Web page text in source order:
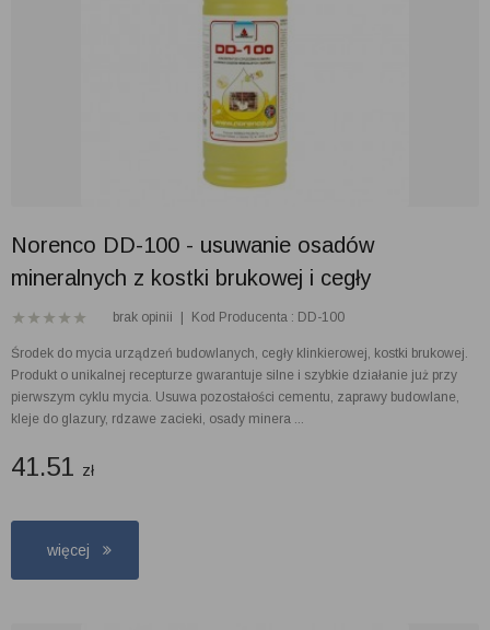
Norenco DD-100 - usuwanie osadów
mineralnych z kostki brukowej i cegły
brak opinii Kod Producenta : DD-100
Środek do mycia urządzeń budowlanych, cegły klinkierowej, kostki brukowej.
Produkt o unikalnej recepturze gwarantuje silne i szybkie działanie już przy
pierwszym cyklu mycia. Usuwa pozostałości cementu, zaprawy budowlane,
kleje do glazury, rdzawe zacieki, osady minera ...
41.51 zł
więcej